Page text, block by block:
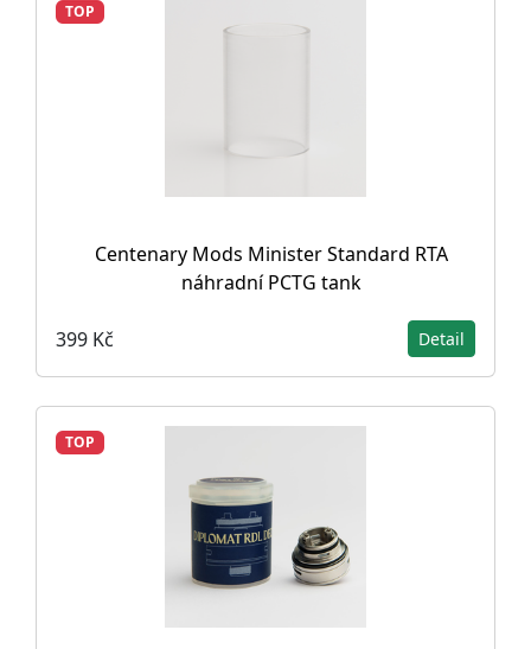
TOP
Centenary Mods Minister Standard RTA
náhradní PCTG tank
399 Kč Detail
TOP